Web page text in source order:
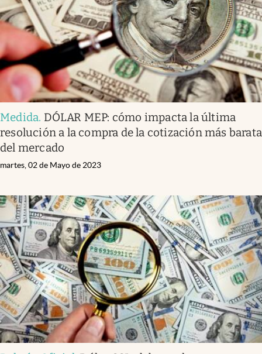
Medida. DÓLAR MEP: cómo impacta la última
resolución a la compra de la cotización más barata
del mercado
martes, 02 de Mayo de 2023